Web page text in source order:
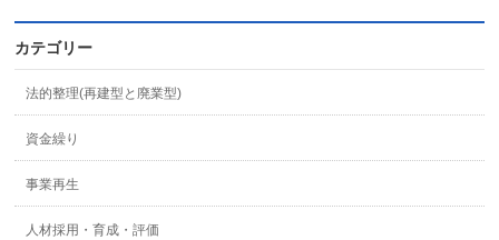
カテゴリー
法的整理(再建型と廃業型)
資金繰り
事業再生
人材採用・育成・評価